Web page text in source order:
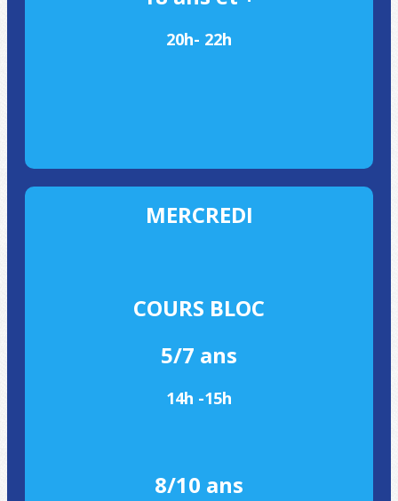
20h- 22h
MERCREDI
COURS BLOC
5/7 ans
14h -15h
8/10 ans